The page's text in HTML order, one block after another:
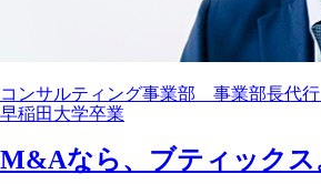
コンサルティング事業部 事業部長
早稲田大学卒業
M&Aなら、ブティックス